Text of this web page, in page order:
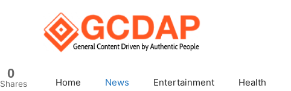
Home News Entertainment Health
0
Shares